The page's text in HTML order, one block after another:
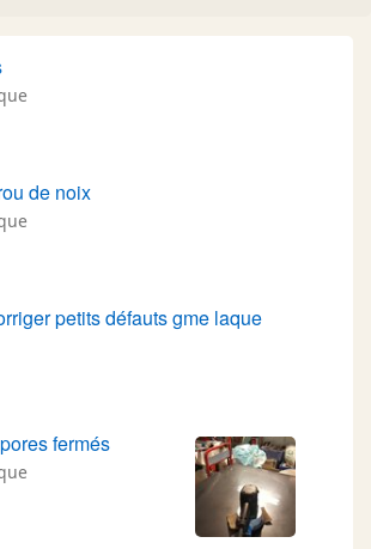
de noix
petits défauts gme laque
fermés